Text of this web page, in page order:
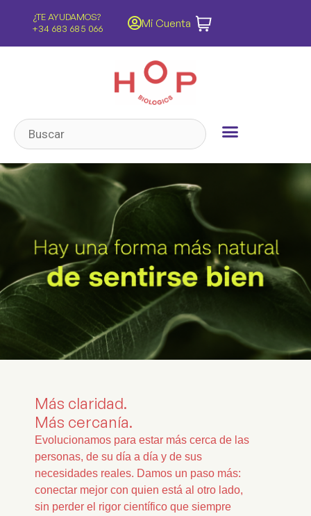
ENVÍOS GRATIS
Península y Baleares
Mi Cuenta
Más claridad.
Más cercanía.
Evolucionamos para estar más cerca de las
personas, de su día a día y de sus
necesidades reales. Damos un paso más:
conectar mejor con quien está al otro lado,
sin perder el rigor científico que siempre